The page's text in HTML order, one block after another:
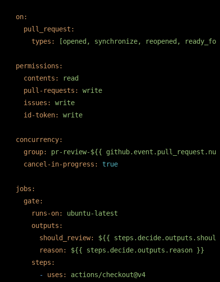
on:
pull_request:
types:
[opened, synchronize, reopened,
permissions:
contents:
read
pull-requests:
write
issues:
write
id-token:
write
concurrency:
group:
pr-review-${{
cancel-in-progress:
true
jobs:
gate:
runs-on:
ubuntu-latest
outputs:
should_review:
${{
reason:
${{ steps.decide.outputs.reason }}
steps:
-
uses:
actions/checkout@v4